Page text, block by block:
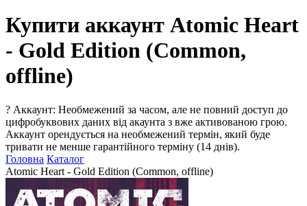
Купити аккаунт Atomic Heart
- Gold Edition (Common,
offline)
? Аккаунт: Необмежений за часом, але не повний доступ до
цифробуквових даних від акаунта з вже активованою грою.
Аккаунт орендується на необмежений термін, який буде
тривати не менше гарантійного терміну (14 днів).
Головна Каталог
Atomic Heart - Gold Edition (Common, offline)